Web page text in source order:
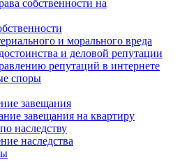
собственности на
и морального вреда
и деловой репутации
репутаций в интернете
споры
завещания
завещания на квартиру
наследству
наследства